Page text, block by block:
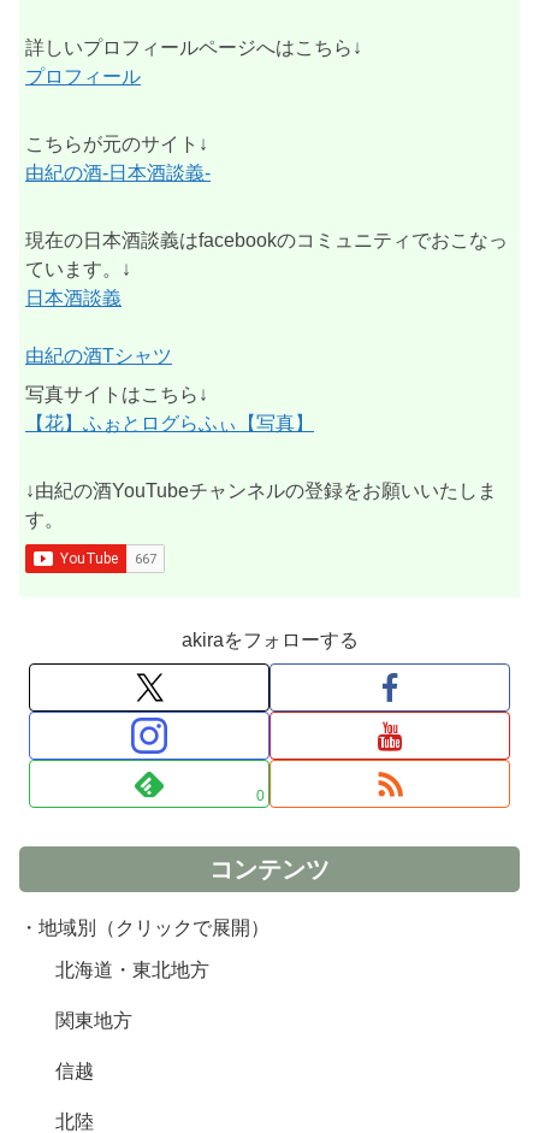
詳しいプロフィールページへはこちら↓
プロフィール
こちらが元のサイト↓
由紀の酒-日本酒談義-
現在の日本酒談義はfacebookのコミュニティでおこなっ
ています。↓
日本酒談義
由紀の酒Tシャツ
写真サイトはこちら↓
【花】ふぉとログらふぃ【写真】
↓由紀の酒YouTubeチャンネルの登録をお願いいたしま
す。
akiraをフォローする
0
コンテンツ
・地域別（クリックで展開）
北海道・東北地方
関東地方
信越
北陸